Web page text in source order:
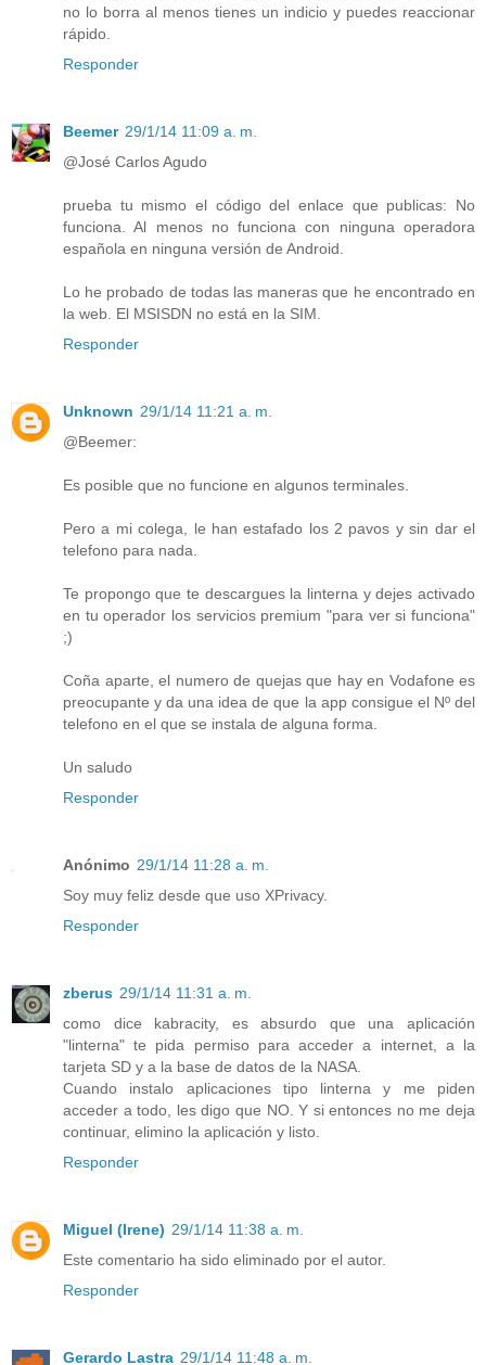
no lo borra al menos tienes un indicio y puedes reaccionar
rápido.
Responder
Beemer 29/1/14 11:09 a. m.
@José Carlos Agudo
prueba tu mismo el código del enlace que publicas: No
funciona. Al menos no funciona con ninguna operadora
española en ninguna versión de Android.
Lo he probado de todas las maneras que he encontrado en
la web. El MSISDN no está en la SIM.
Responder
Unknown 29/1/14 11:21 a. m.
@Beemer:
Es posible que no funcione en algunos terminales.
Pero a mi colega, le han estafado los 2 pavos y sin dar el
telefono para nada.
Te propongo que te descargues la linterna y dejes activado
en tu operador los servicios premium "para ver si funciona"
;)
Coña aparte, el numero de quejas que hay en Vodafone es
preocupante y da una idea de que la app consigue el Nº del
telefono en el que se instala de alguna forma.
Un saludo
Responder
Anónimo 29/1/14 11:28 a. m.
Soy muy feliz desde que uso XPrivacy.
Responder
zberus 29/1/14 11:31 a. m.
como dice kabracity, es absurdo que una aplicación
"linterna" te pida permiso para acceder a internet, a la
tarjeta SD y a la base de datos de la NASA.
Cuando instalo aplicaciones tipo linterna y me piden
acceder a todo, les digo que NO. Y si entonces no me deja
continuar, elimino la aplicación y listo.
Responder
Miguel (Irene) 29/1/14 11:38 a. m.
Este comentario ha sido eliminado por el autor.
Responder
Gerardo Lastra 29/1/14 11:48 a. m.